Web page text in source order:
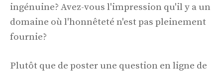
ingénuine? Avez-vous l'impression qu'il y a un
domaine où l'honnêteté n'est pas pleinement
fournie?
Plutôt que de poster une question en ligne de